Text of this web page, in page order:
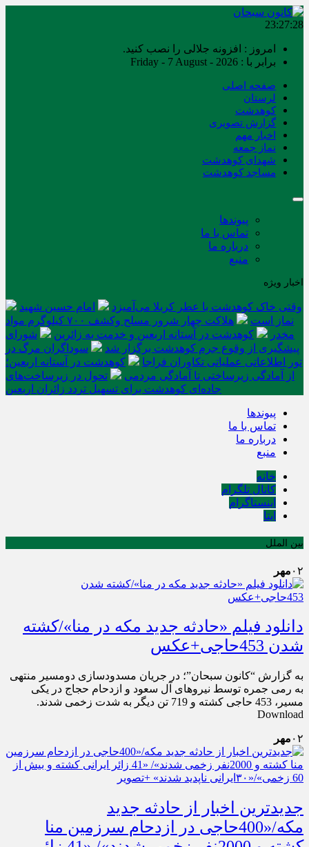
23:27:28
امروز : افزونه جلالی را نصب کنید.
برابر با : Friday - 7 August - 2026
صفحه اصلی
لرستان
کوهدشت
گزارش تصویری
اخبار مهم
نماز جمعه
شهدای کوهدشت
مساجد کوهدشت
پیوندها
تماس با ما
درباره ما
منبع
اخبار ویژه
وقتی خاک کوهدشت با عطر کربلا می‌آمیزد
امام حسین شهید
نماز است
هلاکت چهار شرور مسلح وکشف ۷۰۰ کیلوگرم مواد
مخدر
کوهدشت در آستانه اربعین و خدمت‌ به زائرین
شورای
پیشگیری از وقوع جرم کوهدشت برگزار شد
سوداگران مرگ در
تور اطلاعاتی عملیاتی تکاوران فراجا
کوهدشت در آستانه اربعین؛
از آمادگی زیرساختی تا آمادگی مردمی
تحول در زیرساخت‌های
جاده‌ای کوهدشت برای تسهیل تردد زائران اربعین
پیوندها
تماس با ما
درباره ما
منبع
خانه
کانال تلگرام
اینستاگرام
ایتا
بین الملل
۰۲ مهر
دانلود فیلم «حادثه جدید مکه در منا»/کشته
شدن 453حاجی+عکس
به گزارش “کانون سبحان”؛ در جریان مسدودسازی دومسیر منتهی
به رمی جمره توسط نیروهای آل سعود و ازدحام حجاج در یکی
مسیر، 453 حاجی کشته و 719 تن دیگر به شدت زخمی شدند.
Download
۰۲ مهر
جدیدترین اخبار از حادثه جدید
مکه/«400حاجی در ازدحام سرزمین منا